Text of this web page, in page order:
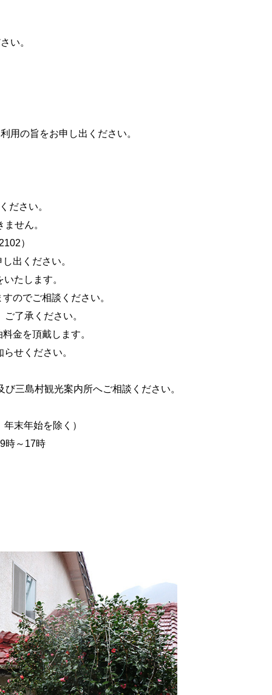
い。
用の旨をお申し出ください。
ださい。
せん。
）
出ください。
たします。
のでご相談ください。
了承ください。
金を頂戴します。
せください。
三島村観光案内所へご相談ください。
末年始を除く）
時～17時